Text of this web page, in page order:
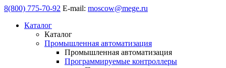
8(800) 775-70-92 E-mail: moscow@mege.ru
Каталог
Каталог
Промышленная автоматизация
Промышленная автоматизация
Программируемые контроллеры